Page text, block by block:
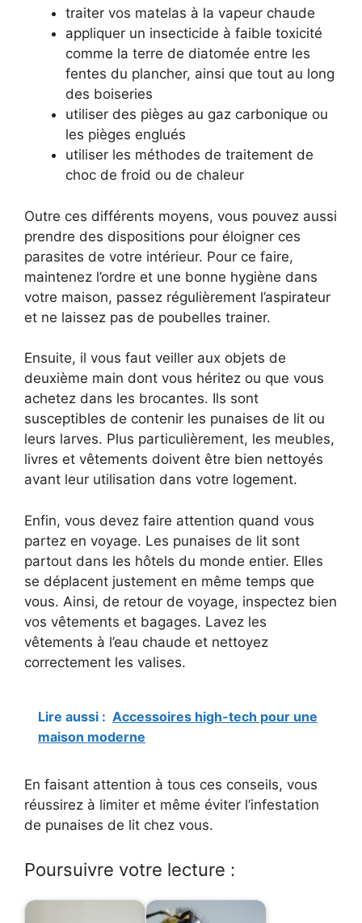
traiter vos matelas à la vapeur chaude
appliquer un insecticide à faible toxicité
comme la terre de diatomée entre les
fentes du plancher, ainsi que tout au long
des boiseries
utiliser des pièges au gaz carbonique ou
les pièges englués
utiliser les méthodes de traitement de
choc de froid ou de chaleur
Outre ces différents moyens, vous pouvez aussi
prendre des dispositions pour éloigner ces
parasites de votre intérieur. Pour ce faire,
maintenez l’ordre et une bonne hygiène dans
votre maison, passez régulièrement l’aspirateur
et ne laissez pas de poubelles trainer.
Ensuite, il vous faut veiller aux objets de
deuxième main dont vous héritez ou que vous
achetez dans les brocantes. Ils sont
susceptibles de contenir les punaises de lit ou
leurs larves. Plus particulièrement, les meubles,
livres et vêtements doivent être bien nettoyés
avant leur utilisation dans votre logement.
Enfin, vous devez faire attention quand vous
partez en voyage. Les punaises de lit sont
partout dans les hôtels du monde entier. Elles
se déplacent justement en même temps que
vous. Ainsi, de retour de voyage, inspectez bien
vos vêtements et bagages. Lavez les
vêtements à l’eau chaude et nettoyez
correctement les valises.
Lire aussi : Accessoires high-tech pour une
maison moderne
En faisant attention à tous ces conseils, vous
réussirez à limiter et même éviter l’infestation
de punaises de lit chez vous.
Poursuivre votre lecture :